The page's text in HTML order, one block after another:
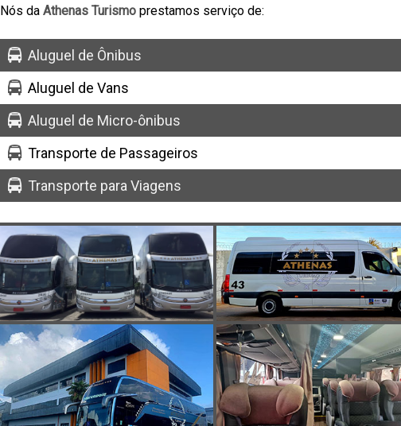
Nós da Athenas Turismoprestamos serviço de:
Aluguel de Ônibus
Aluguel de Vans
Aluguel de Micro-ônibus
Transporte de Passageiros
Transporte para Viagens